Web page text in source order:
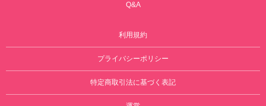
Q&A
利用規約
プライバシーポリシー
特定商取引法に基づく表記